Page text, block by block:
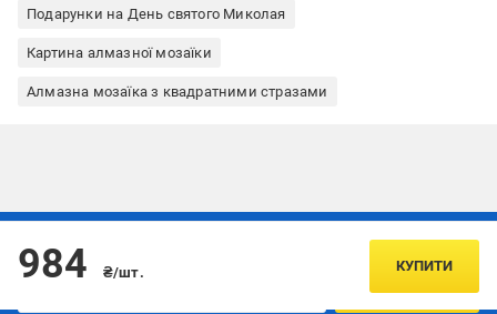
Подарунки на День святого Миколая
Картина алмазної мозаїки
Алмазна мозаїка з квадратними стразами
984 ₴/шт. КУПИТИ
Підписуйтесь, щоб дізнаватись першим про акції та пропозиції
ПІДПИСАТИСЯ